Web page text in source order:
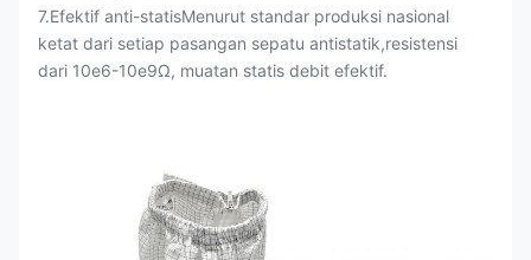
7.Efektif anti-statisMenurut standar produksi nasional
ketat dari setiap pasangan sepatu antistatik,resistensi
dari 10e6-10e9Ω, muatan statis debit efektif.